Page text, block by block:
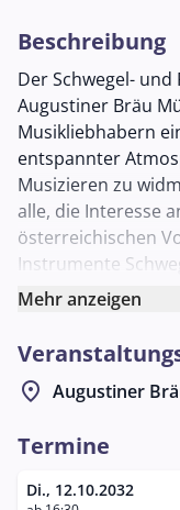
Beschreibung
Der Schwegel-
Augustiner Bräu
Musikliebhabern
entspannter
Musizieren zu
alle, die Interesse
österreichischen
Instrumente
oder kennenlernen
das in der
der Fotzhobel,
ebenfalls tief in
Möglichkeiten,
musizieren und
Mehr anzeigen
location_on Augustiner
Termine
Di., 12.10.2032